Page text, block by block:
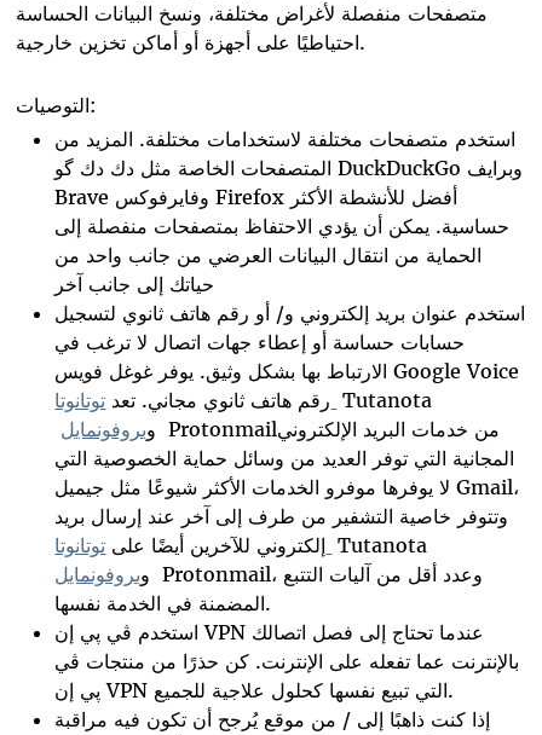
متصفحات منفصلة لأغراض مختلفة، ونسخ البيانات الحساسة
احتياطيًا على أجهزة أو أماكن تخزين خارجية.
التوصيات:
استخدم متصفحات مختلفة لاستخدامات مختلفة. المزيد من
المتصفحات الخاصة مثل دك دك گو DuckDuckGo وبرايف
Brave وفايرفوكس Firefox أفضل للأنشطة الأكثر
حساسية. يمكن أن يؤدي الاحتفاظ بمتصفحات منفصلة إلى
الحماية من انتقال البيانات العرضي من جانب واحد من
حياتك إلى جانب آخر
استخدم عنوان بريد إلكتروني و/ أو رقم هاتف ثانوي لتسجيل
حسابات حساسة أو إعطاء جهات اتصال لا ترغب في
الارتباط بها بشكل وثيق. يوفر غوغل فويس Google Voice
رقم هاتف ثانوي مجاني. تعد Tutanota
وبروفونمايل
Protonmailمن خدمات البريد الإلكتروني
المجانية التي توفر العديد من وسائل حماية الخصوصية التي
لا يوفرها موفرو الخدمات الأكثر شيوعًا مثل جيميل Gmail،
وتتوفر خاصية التشفير من طرف إلى آخر عند إرسال بريد
إلكتروني للآخرين أيضًا على Tutanota
وبروفونمايل
Protonmail، وعدد أقل من آليات التتبع
المضمنة في الخدمة نفسها.
استخدم ڤي پي إن VPN عندما تحتاج إلى فصل اتصالك
بالإنترنت عما تفعله على الإنترنت. كن حذرًا من منتجات ڤي
پي إن VPN التي تبيع نفسها كحلول علاجية للجميع.
إذا كنت ذاهبًا إلى / من موقع يُرجح أن تكون فيه مراقبة